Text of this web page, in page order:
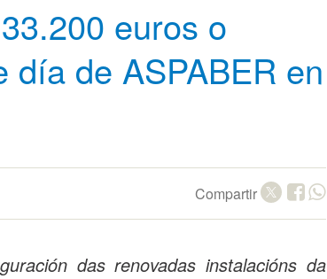
euros o
de ASPABER en
Compartir
das renovadas instalacións da